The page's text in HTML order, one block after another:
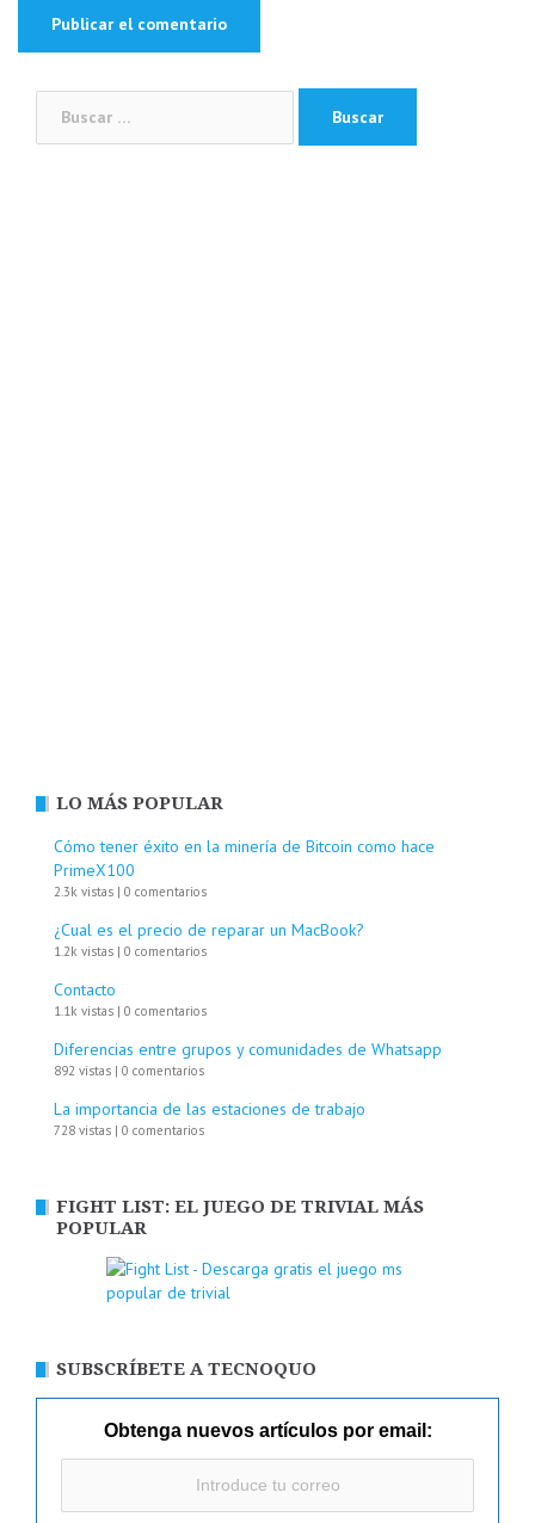
LO MÁS POPULAR
Cómo tener éxito en la minería de Bitcoin como hace
PrimeX100
2.3k vistas | 0 comentarios
¿Cual es el precio de reparar un MacBook?
1.2k vistas | 0 comentarios
Contacto
1.1k vistas | 0 comentarios
Diferencias entre grupos y comunidades de Whatsapp
892 vistas | 0 comentarios
La importancia de las estaciones de trabajo
728 vistas | 0 comentarios
FIGHT LIST: EL JUEGO DE TRIVIAL MÁS
POPULAR
SUBSCRÍBETE A TECNOQUO
Obtenga nuevos artículos por email: